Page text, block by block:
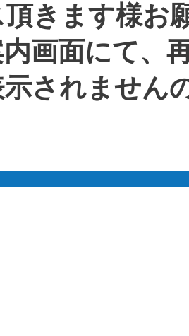
きます様お
内画面にて、
されません